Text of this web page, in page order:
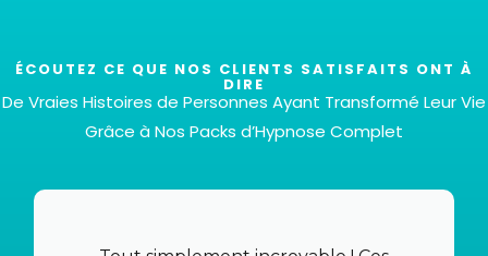
ÉCOUTEZ CE QUE NOS CLIENTS SATISFAITS ONT À
DIRE
De Vraies Histoires de Personnes Ayant Transformé Leur Vie
Grâce à Nos Packs d’Hypnose Complet